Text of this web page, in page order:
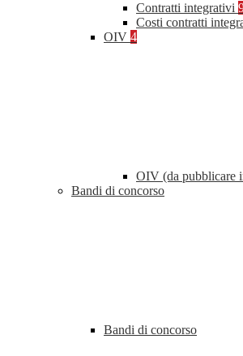
Contratti integrativi
Costi contratti
OIV 4
OIV (da pubblicare
Bandi di concorso
Bandi di concorso